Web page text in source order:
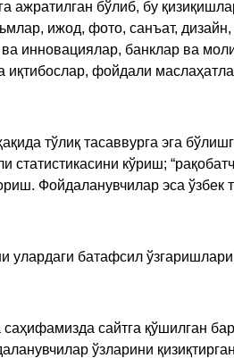
ажратилган бўлиб, бу
ижод, фото, санъат, дизайн,
инновациялар, банклар ва
фойдали
тўлиқ тасаввурга эга
кўриш;
Фойдаланувчилар эса ўзбек
улардаги батафсил
сайтга қўшилган
ўзларини